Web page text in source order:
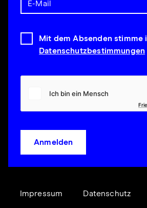
Mit dem Absenden stimme
Datenschutzbestimmungen
Anmelden
Impressum Datenschutz